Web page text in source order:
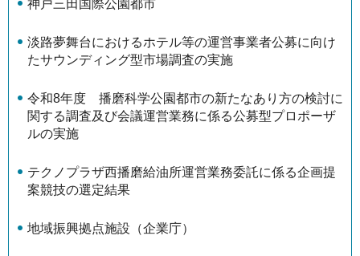
神戸三田国際公園都市
淡路夢舞台におけるホテル等の運営事業者公募に向け
たサウンディング型市場調査の実施
令和8年度 播磨科学公園都市の新たなあり方の検討に
関する調査及び会議運営業務に係る公募型プロポーザ
ルの実施
テクノプラザ西播磨給油所運営業務委託に係る企画提
案競技の選定結果
地域振興拠点施設（企業庁）